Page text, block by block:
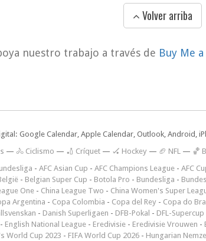
Volver arriba
nuestro trabajo a través de Buy Me
Google Calendar, Apple Calendar, Outlook, Android,
— 🚴 Ciclismo — 🏏 Críquet — 🏑 Hockey — 🏈 NFL — 🏀
- AFC Asian Cup - AFC Champions League - AFC
- Belgian Super Cup - Botola Pro - Bundesliga -
One - China League Two - China Women's Super
Argentina - Copa Colombia - Copa del Rey - Copa do
- Danish Superligaen - DFB-Pokal - DFL-Supercup
- English National League - Eredivisie - Eredivisie Vrouwen -
World Cup 2023 - FIFA World Cup 2026 - Hungarian